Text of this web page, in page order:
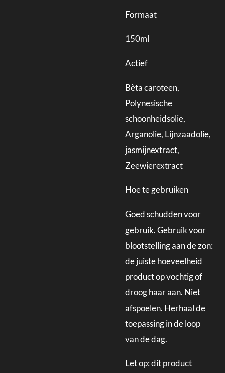
Formaat
150ml
Actief
Bèta caroteen,
Polynesische
schoonheidsolie,
Arganolie, Lijnzaadolie,
jasmijnextract,
Zeewierextract
Hoe te gebruiken
Goed schudden voor
gebruik. Gebruik voor
blootstelling aan de zon:
de juiste hoeveelheid
product op vochtig of
droog haar aan. Niet
afspoelen. Herhaal de
toepassing in de loop
van de dag.
Let op: dit product